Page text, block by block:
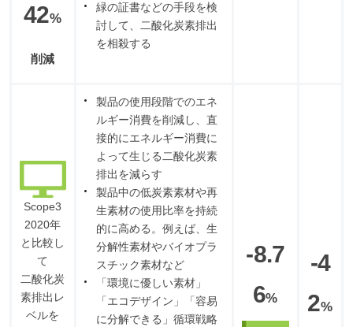
42%
削減
緑の証書などの手段を検
討して、二酸化炭素排出
を相殺する
Scope3
2020年
と比較し
て
二酸化炭
素排出レ
ベルを
製品の使用段階でのエネ
ルギー消費を削減し、直
接的にエネルギー消費に
よって生じる二酸化炭素
排出を減らす
製品中の低炭素素材や再
生素材の使用比率を持続
的に高める。例えば、生
分解性素材やバイオプラ
スチック素材など
「環境に優しい素材」
「エコデザイン」「容易
に分解できる」循環戦略
-8.7
6%
-4
2%